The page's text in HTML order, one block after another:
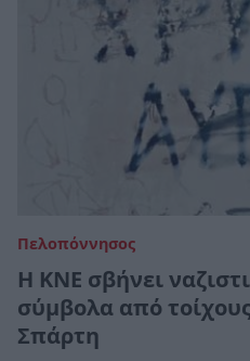
Πελοπόννησος
Η ΚΝΕ σβήνει
σύμβολα από
Σπάρτη